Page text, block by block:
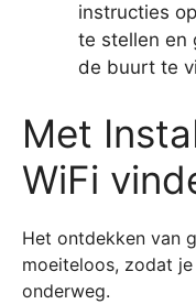
instructies
te stellen en
de buurt te
Met
WiFi
Het ontdekken van
moeiteloos, zodat
onderweg.